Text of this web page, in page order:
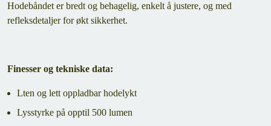
Hodebåndet er bredt og behagelig, enkelt å justere, og med
refleksdetaljer for økt sikkerhet.
Finesser og tekniske data:
Lten og lett oppladbar hodelykt
Lysstyrke på opptil 500 lumen